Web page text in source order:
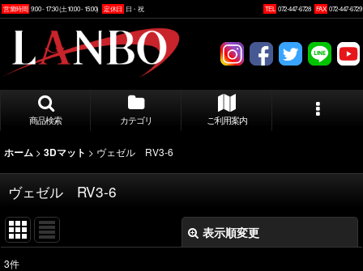
営業時間 9:00 - 17:30 (土10:00 - 15:00) 定休日 日・祝 TEL 072-447-6728 FAX 072-447-6729
商品検索 カテゴリ ご利用案内
ホーム > 3Dマット > ヴェゼル RV3-6
ヴェゼル RV3-6
表示順変更
3件